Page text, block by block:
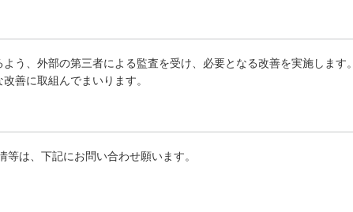
、外部の第三者による監査を受け、必要となる改善を実施します。
善に取組んでまいります。
は、下記にお問い合わせ願います。